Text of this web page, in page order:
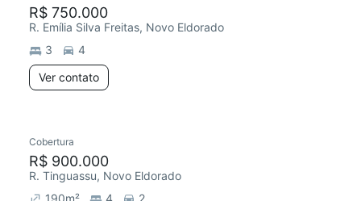
R$ 750.000
R. Emília Silva Freitas, Novo Eldorado
3
4
Ver contato
Cobertura
R$ 900.000
R. Tinguassu, Novo Eldorado
190m² 4
2